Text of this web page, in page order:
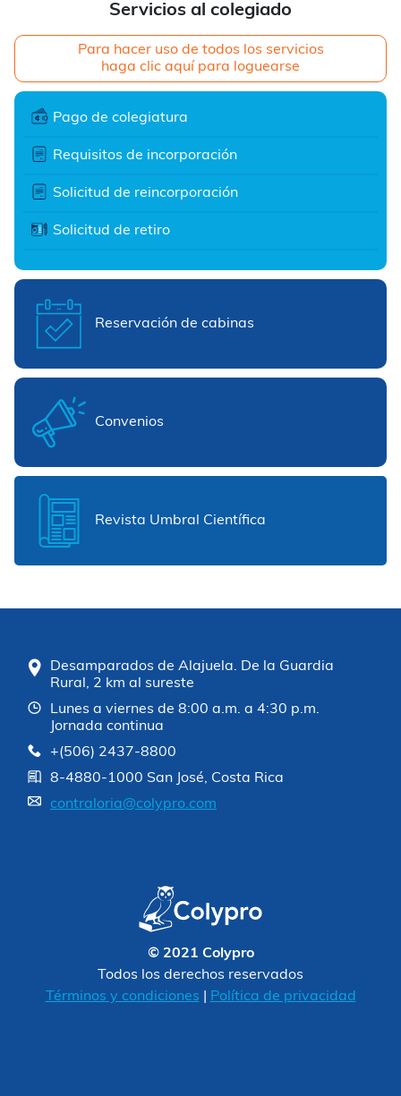
Servicios al colegiado
Para hacer uso de todos los servicios
haga clic aquí para loguearse
Pago de colegiatura
Requisitos de incorporación
Solicitud de reincorporación
Solicitud de retiro
Reservación de cabinas
Convenios
Revista Umbral Científica
Desamparados de Alajuela. De la Guardia
Rural, 2 km al sureste
Lunes a viernes de 8:00 a.m. a 4:30 p.m.
Jornada continua
+(506) 2437-8800
8-4880-1000 San José, Costa Rica
contraloria@colypro.com
© 2021 Colypro
Todos los derechos reservados
Términos y condiciones
Política de privacidad